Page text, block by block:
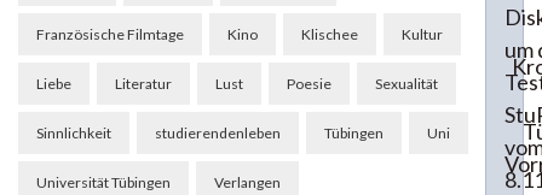
Französische Filmtage Kino Klischee Kultur
Liebe Literatur Lust Poesie Sexualität
Sinnlichkeit studierendenleben Tübingen Uni
Universität Tübingen Verlangen
um